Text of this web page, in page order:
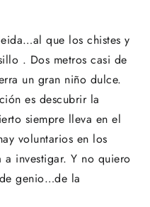
que los chistes y
. Dos metros casi de
un gran niño dulce.
es descubrir la
siempre lleva en el
voluntarios en los
a investigar. Y no quiero
genio…de la